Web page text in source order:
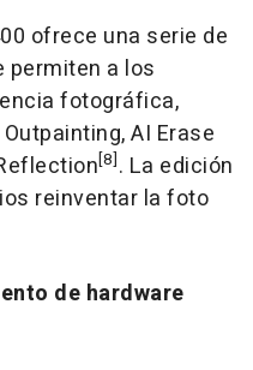
ofrece una serie de
a los
fotográfica,
AI Erase
[8] . La edición
reinventar la foto
de hardware